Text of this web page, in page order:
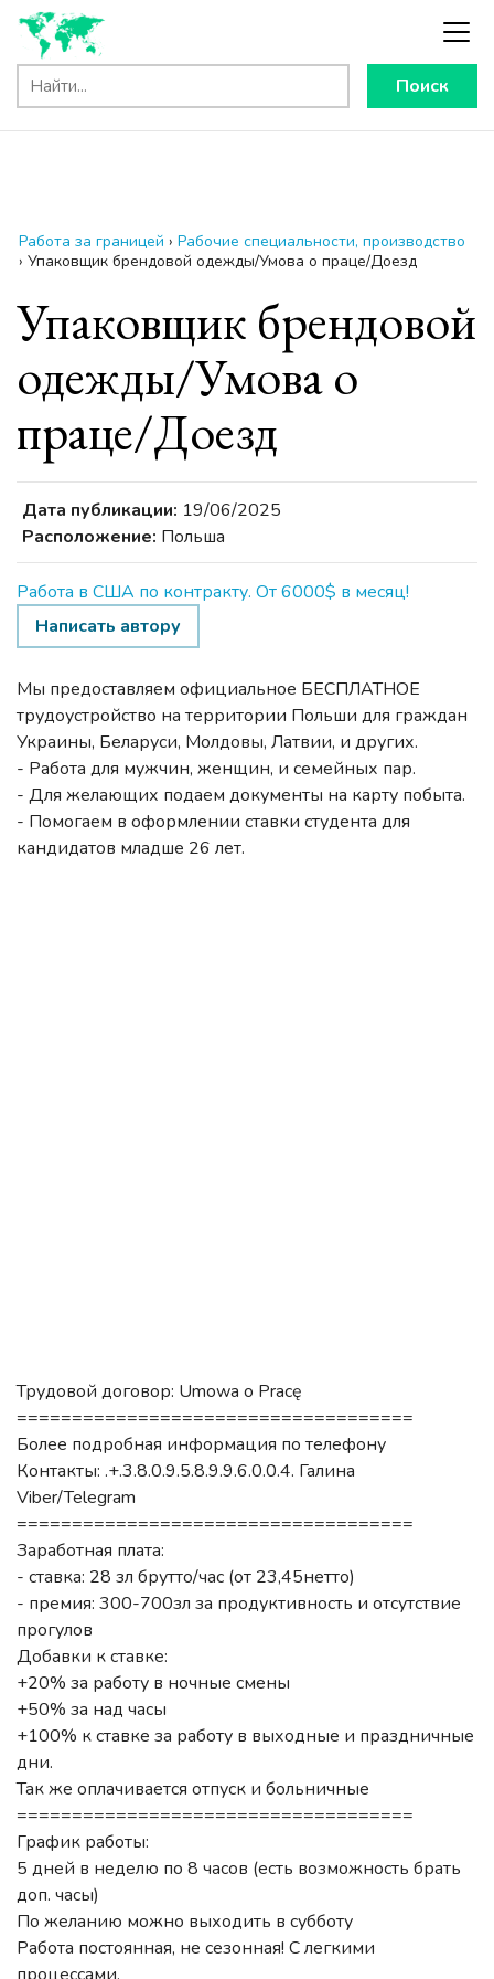
Поиск
Работа за границей › Рабочие специальности, производство
› Упаковщик брендовой одежды/Умова о праце/Доезд
Упаковщик брендовой
одежды/Умова о
праце/Доезд
Дата публикации: 19/06/2025
Расположение: Польша
Работа в США по контракту. От 6000$ в месяц!
Написать автору
Мы предоставляем официальное БЕСПЛАТНОЕ
трудоустройство на территории Польши для граждан
Украины, Беларуси, Молдовы, Латвии, и других.
- Работа для мужчин, женщин, и семейных пар.
- Для желающих подаем документы на карту побыта.
- Помогаем в оформлении ставки студента для
кандидатов младше 26 лет.
Трудовой договор: Umowa o Pracę
====================================
Более подробная информация по телефону
Контакты: .+.3.8.0.9.5.8.9.9.6.0.0.4. Галина
Viber/Telegram
====================================
Заработная плата:
- ставка: 28 зл брутто/час (от 23,45нетто)
- премия: 300-700зл за продуктивность и отсутствие
прогулов
Добавки к ставке:
+20% за работу в ночные смены
+50% за над часы
+100% к ставке за работу в выходные и праздничные
дни.
Так же оплачивается отпуск и больничные
====================================
График работы:
5 дней в неделю по 8 часов (есть возможность брать
доп. часы)
По желанию можно выходить в субботу
Работа постоянная, не сезонная! С легкими